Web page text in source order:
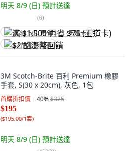
明天 8/9 (日) 預計送達
(6)
满 $1,500 再省 $75 (王道卡)
$2 酷澎幣回饋
3M Scotch-Brite 百利 Premium 橡膠
手套, S(30 x 20cm), 灰色, 1包
首購折扣價 40%$325
$195
($195.00/1套)
明天 8/9 (日) 預計送達